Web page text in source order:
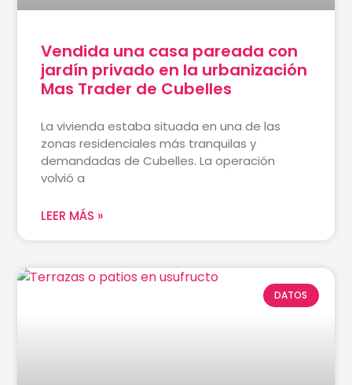
Vendida una casa pareada con
jardín privado en la urbanización
Mas Trader de Cubelles
La vivienda estaba situada en una de las
zonas residenciales más tranquilas y
demandadas de Cubelles. La operación
volvió a
LEER MÁS »
DATOS